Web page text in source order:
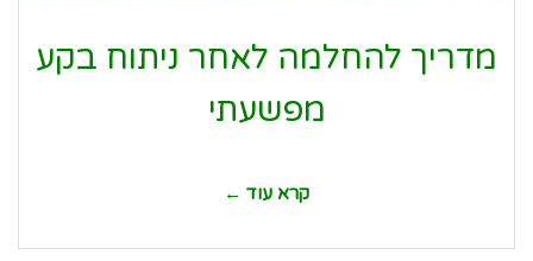
מדריך להחלמה לאחר ניתוח בקע
מפשעתי
קרא עוד ←